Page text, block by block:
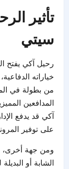
تأثير
سيتي
رحيل آكي يفتح
خياراته
من بطولة في
المدافعين
آكي قد يدفع
على توفير
ومن جهة أخرى،
الشابة أو